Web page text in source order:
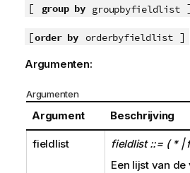
[ group by groupbyfieldlist]
[order by orderbyfieldlist]
Argumenten:
Argumenten
Argument Beschrijving
fieldlist fieldlist ::= ( * |
Een lijst van